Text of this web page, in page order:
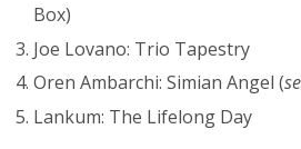
Box)
Joe Lovano: Trio Tapestry
Oren Ambarchi: Simian Angel (
Lankum: The Lifelong Day